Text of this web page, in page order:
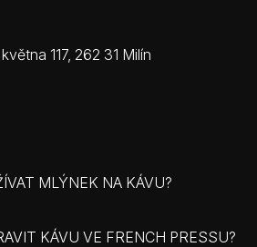
května 117, 262 31 Milín
MLÝNEK NA KÁVU?
KÁVU VE FRENCH PRESSU?